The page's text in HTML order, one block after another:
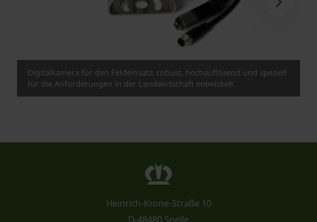
Digitalkamera für den Feldeinsatz: robust, hochauflösend und speziell
für die Anforderungen in der Landwirtschaft entwickelt.
Heinrich-Krone-Straße 10
D-48480 Spelle